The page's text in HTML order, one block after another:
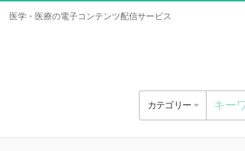
医学・医療の電子コンテンツ配信サービス
カテゴリー